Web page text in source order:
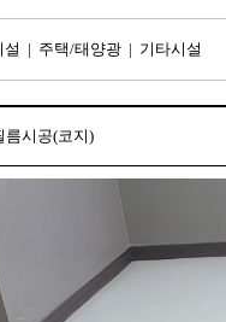
설 | 주택/태양광 | 기타시설
름시공(코지)